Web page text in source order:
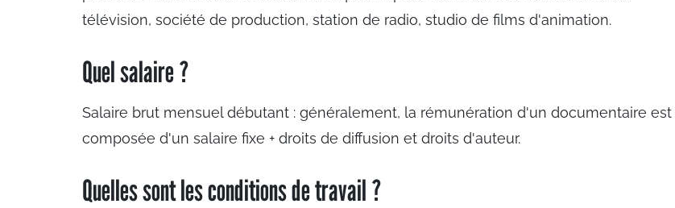
télévision, société de production, station de radio, studio de films d'animation.
Quel salaire ?
Salaire brut mensuel débutant : généralement, la rémunération d'un documentaire est
composée d'un salaire fixe + droits de diffusion et droits d'auteur.
Quelles sont les conditions de travail ?